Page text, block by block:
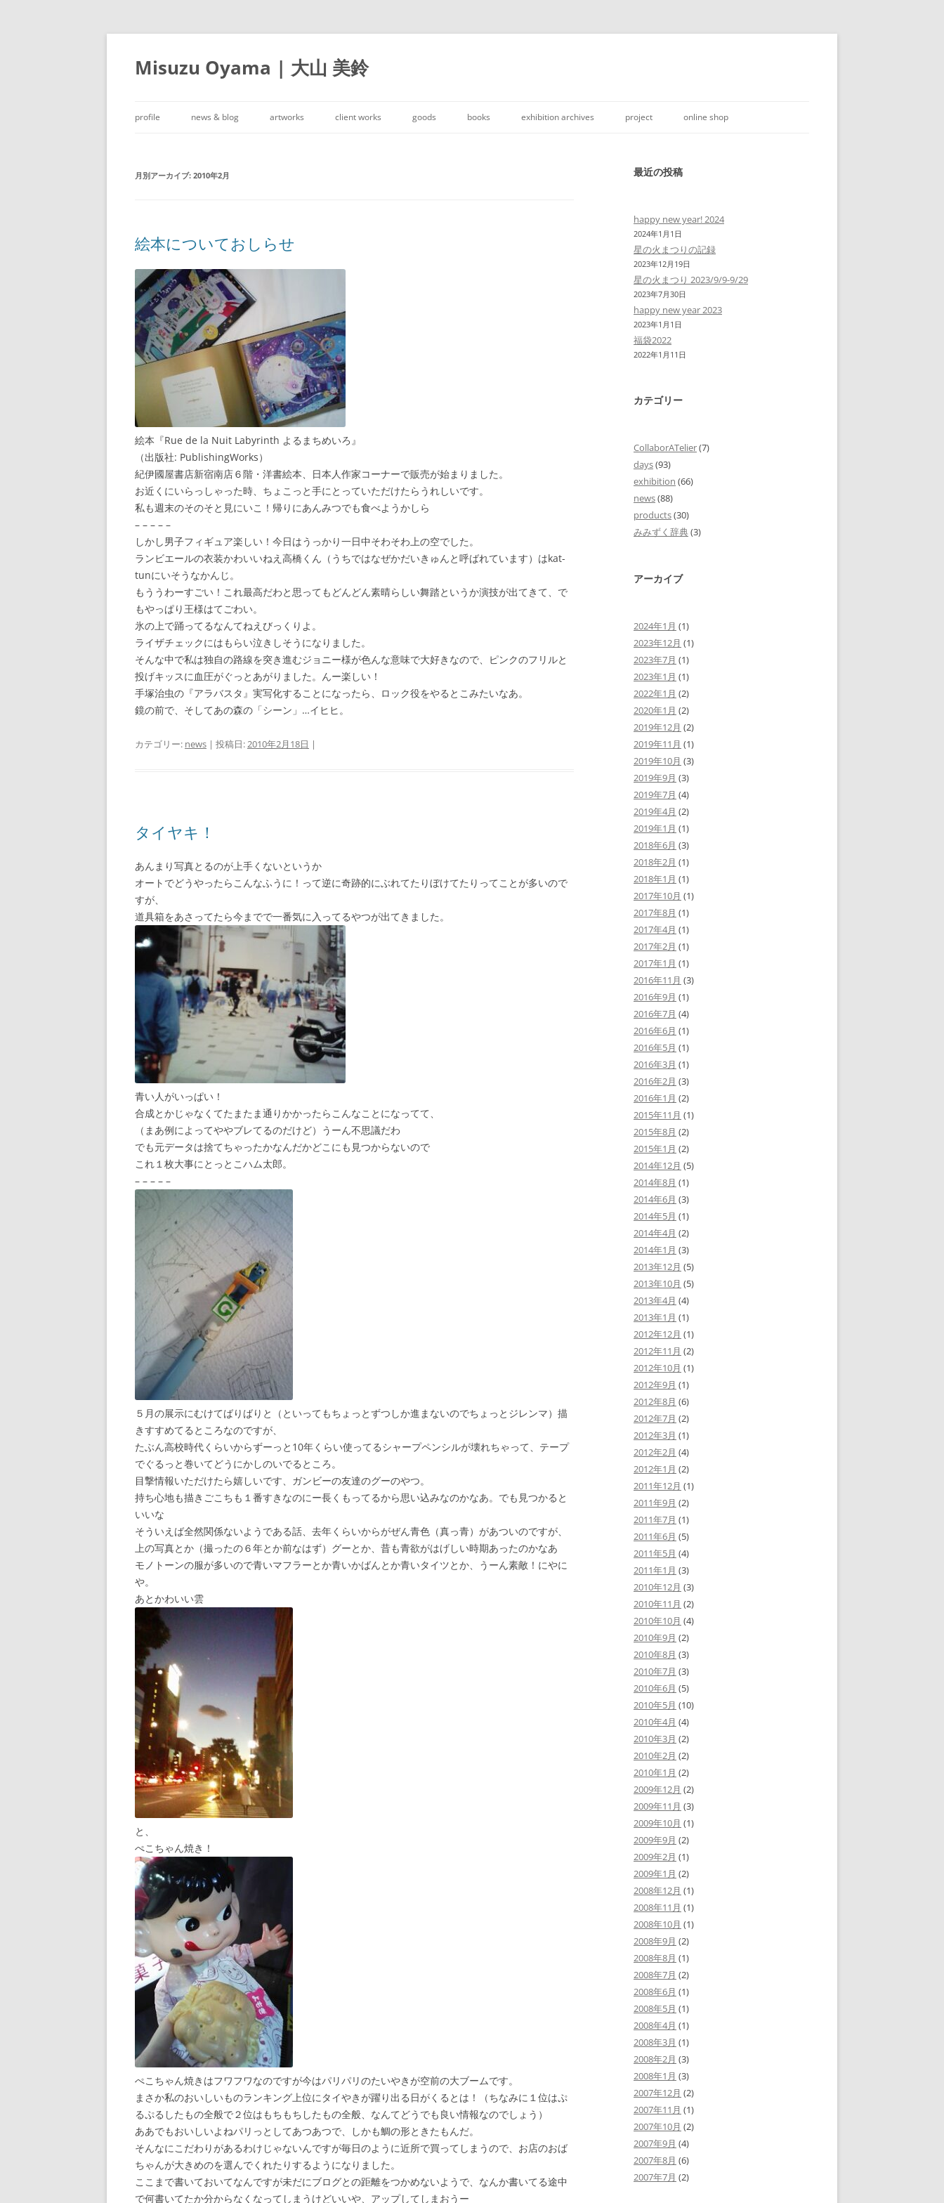
Misuzu Oyama | 大山 美鈴
ン
profile news & blog artworks client works goods books exhibition archives project online shop
月別アーカイブ: 2010年2月
絵本についておしらせ
絵本『Rue de la Nuit Labyrinth よるまちめいろ』
（出版社: PublishingWorks）
紀伊國屋書店新宿南店６階・洋書絵本、日本人作家コーナーで販売が始まりました。
お近くにいらっしゃった時、ちょこっと手にとっていただけたらうれしいです。
私も週末のそのそと見にいこ！帰りにあんみつでも食べようかしら
– – – – –
しかし男子フィギュア楽しい！今日はうっかり一日中そわそわ上の空でした。
ランビエールの衣装かわいいねえ高橋くん（うちではなぜかだいきゅんと呼ばれています）はkat-
tunにいそうなかんじ。
もううわーすごい！これ最高だわと思ってもどんどん素晴らしい舞踏というか演技が出てきて、で
もやっぱり王様はてごわい。
氷の上で踊ってるなんてねえびっくりよ。
ライザチェックにはもらい泣きしそうになりました。
そんな中で私は独自の路線を突き進むジョニー様が色んな意味で大好きなので、ピンクのフリルと
投げキッスに血圧がぐっとあがりました。んー楽しい！
手塚治虫の『アラバスタ』実写化することになったら、ロック役をやるとこみたいなあ。
鏡の前で、そしてあの森の「シーン」…イヒヒ。
カテゴリー: news | 投稿日:2010年2月18日 |
タイヤキ！
あんまり写真とるのが上手くないというか
オートでどうやったらこんなふうに！って逆に奇跡的にぶれてたりぼけてたりってことが多いので
すが、
道具箱をあさってたら今までで一番気に入ってるやつが出てきました。
青い人がいっぱい！
合成とかじゃなくてたまたま通りかかったらこんなことになってて、
（まあ例によってややブレてるのだけど）うーん不思議だわ
でも元データは捨てちゃったかなんだかどこにも見つからないので
これ１枚大事にとっとこハム太郎。
– – – – –
５月の展示にむけてばりばりと（といってもちょっとずつしか進まないのでちょっとジレンマ）描
きすすめてるところなのですが、
たぶん高校時代くらいからずーっと10年くらい使ってるシャープペンシルが壊れちゃって、テープ
でぐるっと巻いてどうにかしのいでるところ。
目撃情報いただけたら嬉しいです、ガンビーの友達のグーのやつ。
持ち心地も描きごこちも１番すきなのにー長くもってるから思い込みなのかなあ。でも見つかると
いいな
そういえば全然関係ないようである話、去年くらいからがぜん青色（真っ青）があついのですが、
上の写真とか（撮ったの６年とか前なはず）グーとか、昔も青欲がはげしい時期あったのかなあ
モノトーンの服が多いので青いマフラーとか青いかばんとか青いタイツとか、うーん素敵！にやに
や。
あとかわいい雲
と、
ぺこちゃん焼き！
ぺこちゃん焼きはフワフワなのですが今はパリパリのたいやきが空前の大ブームです。
まさか私のおいしいものランキング上位にタイやきが躍り出る日がくるとは！（ちなみに１位はぷ
るぷるしたもの全般で２位はもちもちしたもの全般、なんてどうでも良い情報なのでしょう）
ああでもおいしいよねパリっとしてあつあつで、しかも鯛の形ときたもんだ。
そんなにこだわりがあるわけじゃないんですが毎日のように近所で買ってしまうので、お店のおば
ちゃんが大きめのを選んでくれたりするようになりました。
ここまで書いておいてなんですが未だにブログとの距離をつかめないようで、なんか書いてる途中
で何書いてたか分からなくなってしまうけどいいや、アップしてしまおうー
最近の投稿
happy new year! 2024
2024年1月1日
星の火まつりの記録
2023年12月19日
星の火まつり 2023/9/9-9/29
2023年7月30日
happy new year 2023
2023年1月1日
福袋2022
2022年1月11日
カテゴリー
CollaborATelier(7)
days(93)
exhibition (66)
news(88)
products(30)
みみずく辞典(3)
アーカイブ
2024年1月 (1)
2023年12月 (1)
2023年7月 (1)
2023年1月 (1)
2022年1月 (2)
2020年1月 (2)
2019年12月 (2)
2019年11月 (1)
2019年10月 (3)
2019年9月 (3)
2019年7月 (4)
2019年4月 (2)
2019年1月 (1)
2018年6月 (3)
2018年2月 (1)
2018年1月 (1)
2017年10月 (1)
2017年8月 (1)
2017年4月 (1)
2017年2月 (1)
2017年1月 (1)
2016年11月 (3)
2016年9月 (1)
2016年7月 (4)
2016年6月 (1)
2016年5月 (1)
2016年3月 (1)
2016年2月 (3)
2016年1月 (2)
2015年11月 (1)
2015年8月 (2)
2015年1月 (2)
2014年12月 (5)
2014年8月 (1)
2014年6月 (3)
2014年5月 (1)
2014年4月 (2)
2014年1月 (3)
2013年12月 (5)
2013年10月 (5)
2013年4月 (4)
2013年1月 (1)
2012年12月 (1)
2012年11月 (2)
2012年10月 (1)
2012年9月 (1)
2012年8月 (6)
2012年7月 (2)
2012年3月 (1)
2012年2月 (4)
2012年1月 (2)
2011年12月 (1)
2011年9月 (2)
2011年7月 (1)
2011年6月 (5)
2011年5月 (4)
2011年1月 (3)
2010年12月 (3)
2010年11月 (2)
2010年10月 (4)
2010年9月 (2)
2010年8月 (3)
2010年7月 (3)
2010年6月 (5)
2010年5月 (10)
2010年4月 (4)
2010年3月 (2)
2010年2月 (2)
2010年1月 (2)
2009年12月 (2)
2009年11月 (3)
2009年10月 (1)
2009年9月 (2)
2009年2月 (1)
2009年1月 (2)
2008年12月 (1)
2008年11月 (1)
2008年10月 (1)
2008年9月 (2)
2008年8月 (1)
2008年7月 (2)
2008年6月 (1)
2008年5月 (1)
2008年4月 (1)
2008年3月 (1)
2008年2月 (3)
2008年1月 (3)
2007年12月 (2)
2007年11月 (1)
2007年10月 (2)
2007年9月 (4)
2007年8月 (6)
2007年7月 (2)